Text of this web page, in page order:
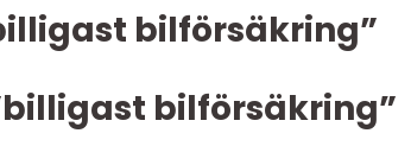
bilförsäkring”
bilförsäkring”